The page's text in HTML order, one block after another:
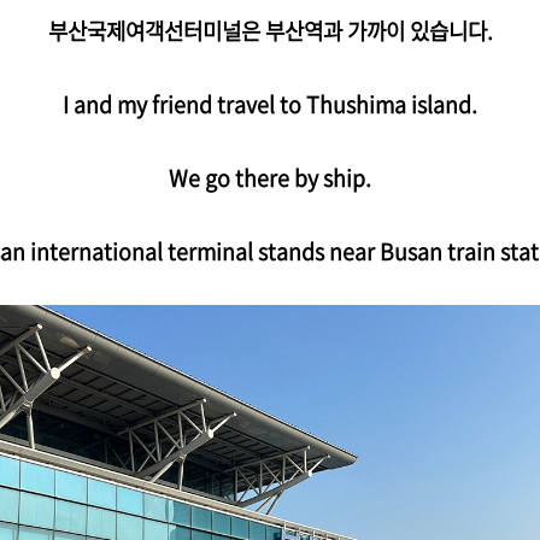
부산국제여객선터미널은 부산역과 가까이 있습니다.
I and my friend travel to Thushima island.
We go there by ship.
international terminal stands near Busan train